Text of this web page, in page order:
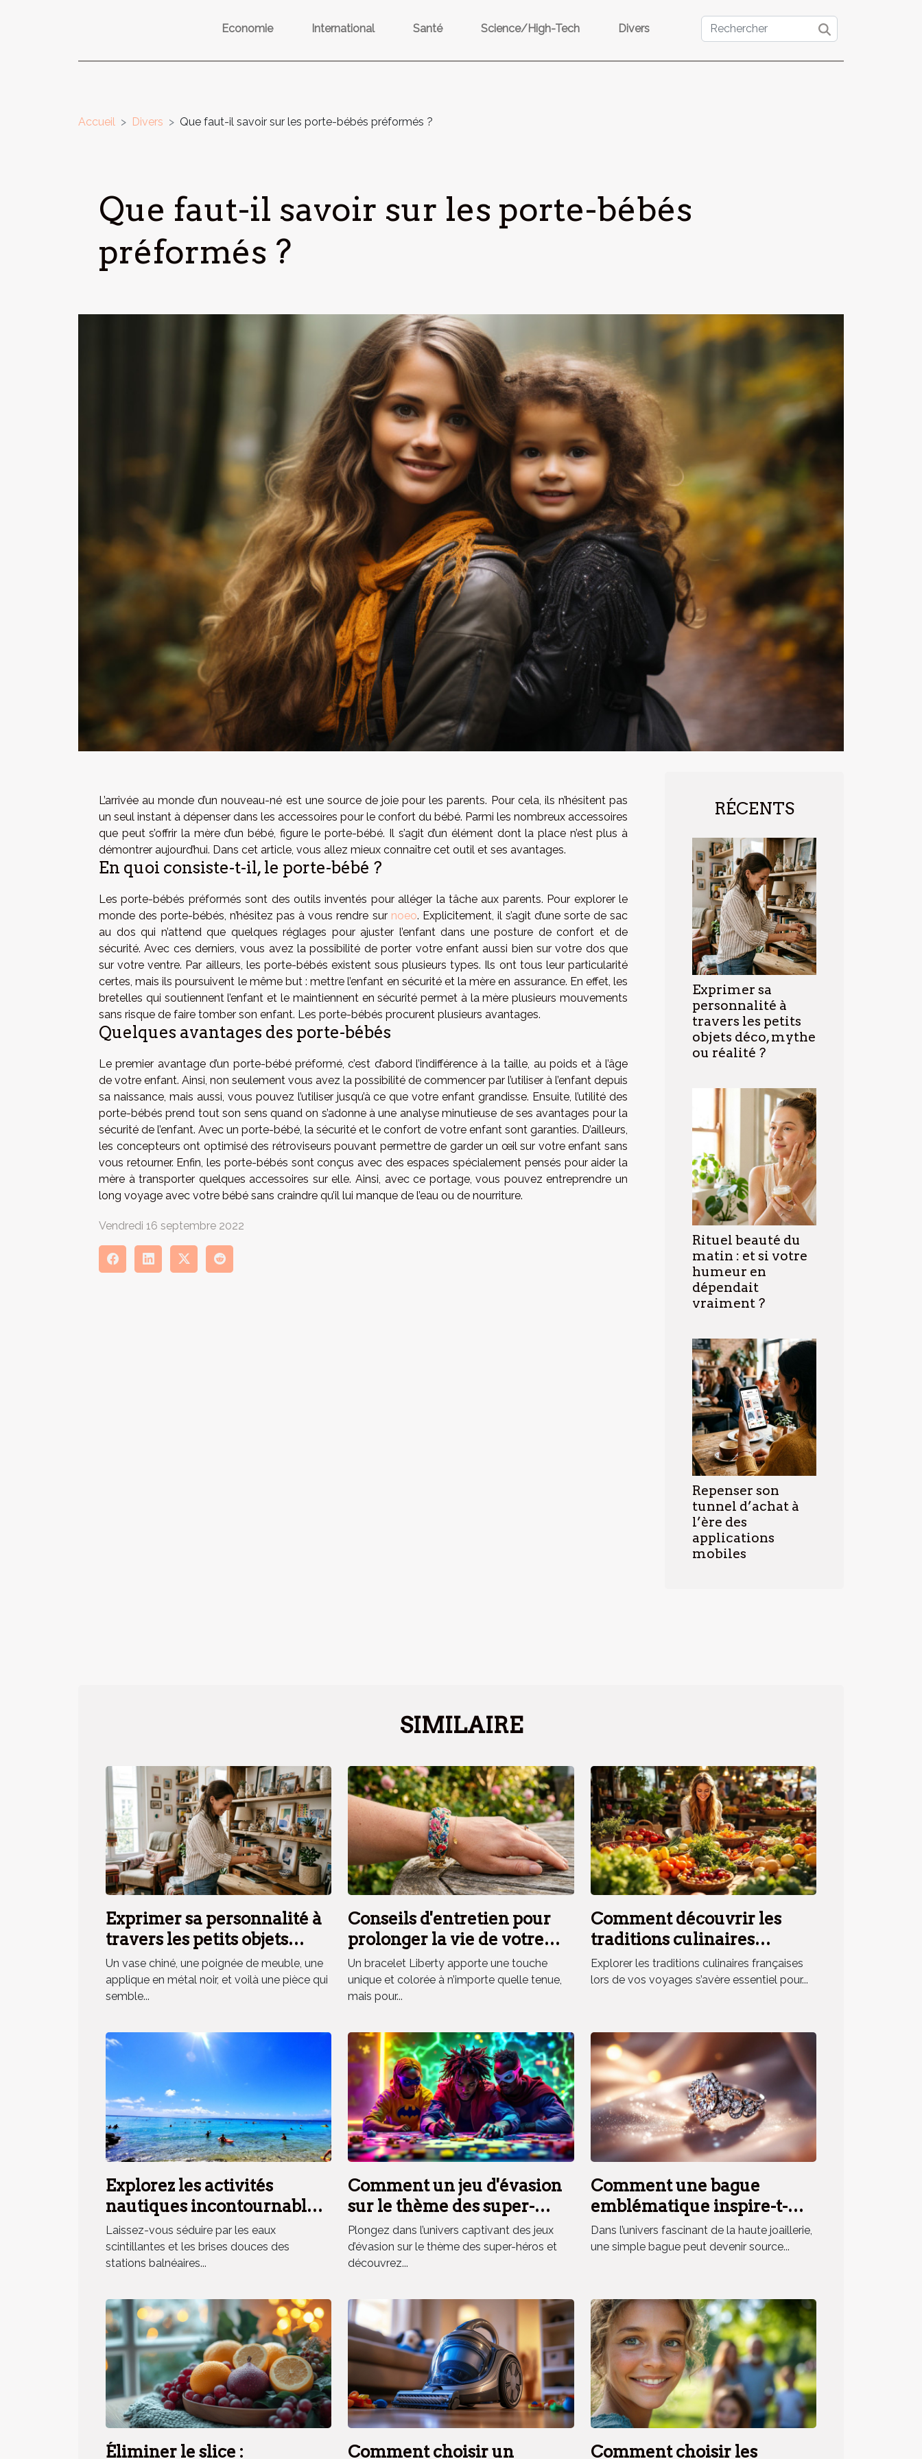
Economie International Santé Science/High-Tech Divers
Accueil Divers Que faut-il savoir sur les porte-bébés préformés ?
Que faut-il savoir sur les porte-bébés
préformés ?
L’arrivée au monde d’un nouveau-né est une source de joie pour les parents. Pour cela, ils n’hésitent pas
un seul instant à dépenser dans les accessoires pour le confort du bébé. Parmi les nombreux accessoires
que peut s’offrir la mère d’un bébé, figure le porte-bébé. Il s’agit d’un élément dont la place n’est plus à
démontrer aujourd’hui. Dans cet article, vous allez mieux connaître cet outil et ses avantages.
En quoi consiste-t-il, le porte-bébé ?
Les porte-bébés préformés sont des outils inventés pour alléger la tâche aux parents. Pour explorer le
monde des porte-bébés, n’hésitez pas à vous rendre sur noeo. Explicitement, il s’agit d’une sorte de sac
au dos qui n’attend que quelques réglages pour ajuster l’enfant dans une posture de confort et de
sécurité. Avec ces derniers, vous avez la possibilité de porter votre enfant aussi bien sur votre dos que
sur votre ventre. Par ailleurs, les porte-bébés existent sous plusieurs types. Ils ont tous leur particularité
certes, mais ils poursuivent le même but : mettre l’enfant en sécurité et la mère en assurance. En effet, les
bretelles qui soutiennent l’enfant et le maintiennent en sécurité permet à la mère plusieurs mouvements
sans risque de faire tomber son enfant. Les porte-bébés procurent plusieurs avantages.
Quelques avantages des porte-bébés
Le premier avantage d’un porte-bébé préformé, c’est d’abord l’indifférence à la taille, au poids et à l’âge
de votre enfant. Ainsi, non seulement vous avez la possibilité de commencer par l’utiliser à l’enfant depuis
sa naissance, mais aussi, vous pouvez l’utiliser jusqu’à ce que votre enfant grandisse. Ensuite, l’utilité des
porte-bébés prend tout son sens quand on s’adonne à une analyse minutieuse de ses avantages pour la
sécurité de l’enfant. Avec un porte-bébé, la sécurité et le confort de votre enfant sont garanties. D’ailleurs,
les concepteurs ont optimisé des rétroviseurs pouvant permettre de garder un œil sur votre enfant sans
vous retourner. Enfin, les porte-bébés sont conçus avec des espaces spécialement pensés pour aider la
mère à transporter quelques accessoires sur elle. Ainsi, avec ce portage, vous pouvez entreprendre un
long voyage avec votre bébé sans craindre qu’il lui manque de l’eau ou de nourriture.
Vendredi 16 septembre 2022
RÉCENTS
Exprimer sa
personnalité à
travers les petits
objets déco, mythe
ou réalité ?
Rituel beauté du
matin : et si votre
humeur en
dépendait
vraiment ?
Repenser son
tunnel d’achat à
l’ère des
applications
mobiles
SIMILAIRE
Exprimer sa personnalité à
travers les petits objets
déco, mythe ou réalité ?
Un vase chiné, une poignée de meuble, une
applique en métal noir, et voilà une pièce qui
semble...
Conseils d'entretien pour
prolonger la vie de votre
bracelet Liberty
Un bracelet Liberty apporte une touche
unique et colorée à n’importe quelle tenue,
mais pour...
Comment découvrir les
traditions culinaires
françaises lors de vos
voyages ?
Explorer les traditions culinaires françaises
lors de vos voyages s’avère essentiel pour...
Explorez les activités
nautiques incontournables
en station balnéaire
méridionale
Laissez-vous séduire par les eaux
scintillantes et les brises douces des
stations balnéaires...
Comment un jeu d'évasion
sur le thème des super-
héros renforce la cohésion
d'équipe ?
Plongez dans l’univers captivant des jeux
d’évasion sur le thème des super-héros et
découvrez...
Comment une bague
emblématique inspire-t-
elle un parfum unique ?
Dans l’univers fascinant de la haute joaillerie,
une simple bague peut devenir source...
Éliminer le slice : Comment choisir un Comment choisir les